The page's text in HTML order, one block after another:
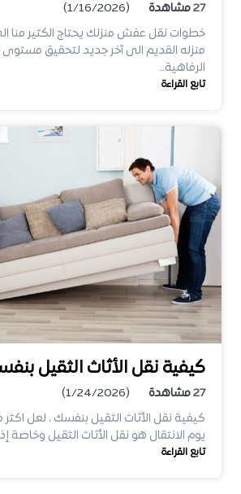
27مشاهدة
(1/16/2026)
خطوات نقل عفش منزلك يحتاج الكثير منا
منزله القديم الى آخر جديد لتحقيق
الرفاهية…
تابع القراءة
كيفية نقل الأثاث الثقيل
27مشاهدة
(1/24/2026)
كيفية نقل الأثاث الثقيل بنفسك ، لعل
يوم الانتقال هو نقل الأثاث الثقيل وخاصة
تابع القراءة